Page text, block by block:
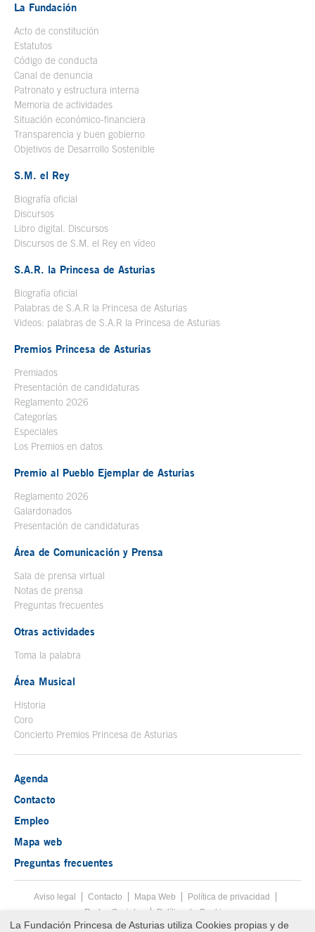
La Fundación
Acto de constitución
Estatutos
Código de conducta
Canal de denuncia
Patronato y estructura interna
Memoria de actividades
Situación económico-financiera
Transparencia y buen gobierno
Objetivos de Desarrollo Sostenible
S.M. el Rey
Biografía oficial
Discursos
Libro digital. Discursos
Discursos de S.M. el Rey en vídeo
S.A.R. la Princesa de Asturias
Biografía oficial
Palabras de S.A.R la Princesa de Asturias
Videos: palabras de S.A.R la Princesa de Asturias
Premios Princesa de Asturias
Premiados
Presentación de candidaturas
Reglamento 2026
Categorías
Especiales
Los Premios en datos
Premio al Pueblo Ejemplar de Asturias
Reglamento 2026
Galardonados
Presentación de candidaturas
Área de Comunicación y Prensa
Sala de prensa virtual
Notas de prensa
Preguntas frecuentes
Otras actividades
Toma la palabra
Área Musical
Historia
Coro
Concierto Premios Princesa de Asturias
Agenda
Contacto
Empleo
Mapa web
Preguntas frecuentes
Menú pie
Aviso legal Tecla de acceso 8
Contacto Mapa Web
Política de privacidad
Redes Sociales
Política de Cookies
Fin menú pie
La Fundación Princesa de Asturias utiliza Cookies propias y de